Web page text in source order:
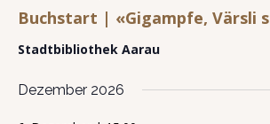
Buchstart | «Gigampfe, Värsli
Stadtbibliothek Aarau
Dezember 2026